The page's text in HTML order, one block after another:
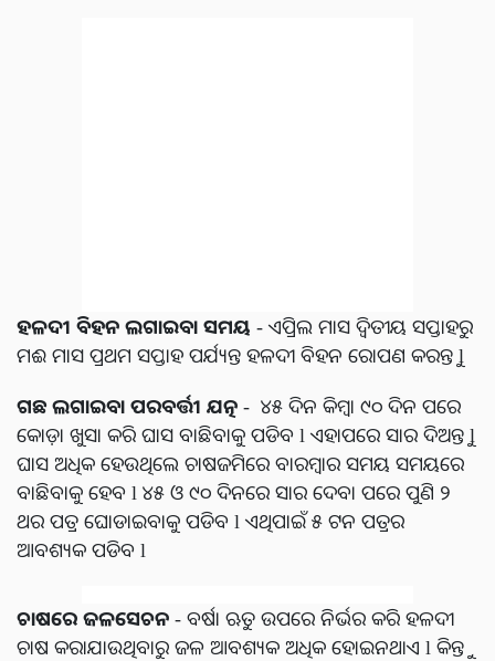
ହଳଦୀ ବିହନ ଲଗାଇବା ସମୟ - ଏପ୍ରିଲ ମାସ ଦ୍ଵିତୀୟ ସପ୍ତାହରୁ
ମଈ ମାସ ପ୍ରଥମ ସପ୍ତାହ ପର୍ଯ୍ୟନ୍ତ ହଳଦୀ ବିହନ ରୋପଣ କରନ୍ତୁ l
ଗଛ ଲଗାଇବା ପରବର୍ତ୍ତୀ ଯତ୍ନ - ୪୫ ଦିନ କିମ୍ବା ୯୦ ଦିନ ପରେ
କୋଡ଼ା ଖୁସା କରି ଘାସ ବାଛିବାକୁ ପଡିବ l ଏହାପରେ ସାର ଦିଅନ୍ତୁ l
ଘାସ ଅଧିକ ହେଉଥିଲେ ଚାଷଜମିରେ ବାରମ୍ବାର ସମୟ ସମୟରେ
ବାଛିବାକୁ ହେବ l ୪୫ ଓ ୯୦ ଦିନରେ ସାର ଦେବା ପରେ ପୁଣି ୨
ଥର ପତ୍ର ଘୋଡାଇବାକୁ ପଡିବ l ଏଥିପାଇଁ ୫ ଟନ ପତ୍ରର
ଆବଶ୍ୟକ ପଡିବ l
ଚାଷରେ ଜଳସେଚନ - ବର୍ଷା ଋତୁ ଉପରେ ନିର୍ଭର କରି ହଳଦୀ
ଚାଷ କରାଯାଉଥିବାରୁ ଜଳ ଆବଶ୍ୟକ ଅଧିକ ହୋଇନଥାଏ l କିନ୍ତୁ